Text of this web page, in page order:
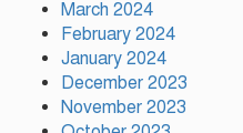
March 2024
February 2024
January 2024
December 2023
November 2023